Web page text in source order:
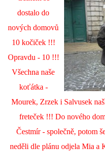
dostalo do
nových domovů
10 kočiček !!!
Opravdu - 10 !!!
Všechna naše
koťátka -
Mourek, Zrzek i Salvusek
freteček !!! Do nového
Čestmír - společně, potom
neděli dle plánu odjela Mia a